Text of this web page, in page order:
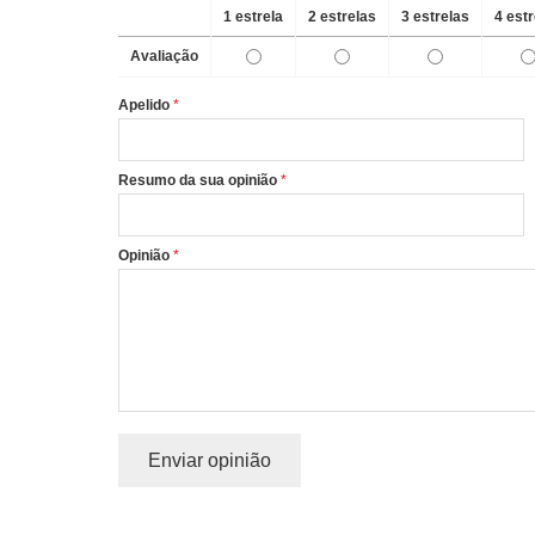
1 estrela 2 estrelas 3 estrelas 4
Avaliação
Apelido
Resumo da sua opinião
Opinião
Enviar opinião